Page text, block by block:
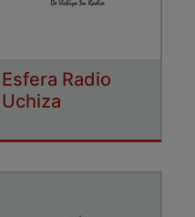
Esfera Radio
Uchiza